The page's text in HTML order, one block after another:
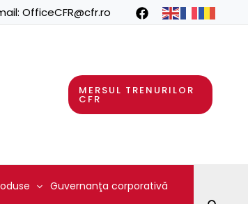
OfficeCFR@cfr.ro
MERSUL TRENURILOR
CFR
Guvernanţa corporativă